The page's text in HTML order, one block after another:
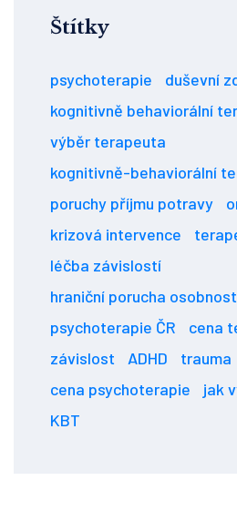
Štítky
psychoterapie
duševní
kognitivně behaviorální
výběr terapeuta
kognitivně-behaviorální
poruchy příjmu potravy
krizová intervence
léčba závislostí
hraniční porucha
psychoterapie ČR
cena
závislost
ADHD
trauma
cena psychoterapie
jak
KBT